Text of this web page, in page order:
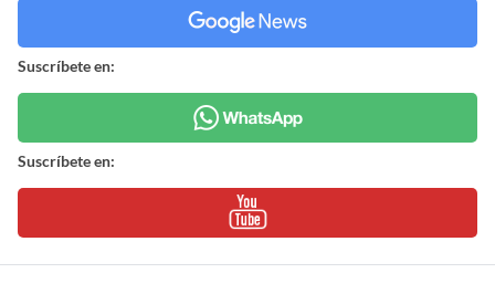
Suscríbete en:
Suscríbete en: